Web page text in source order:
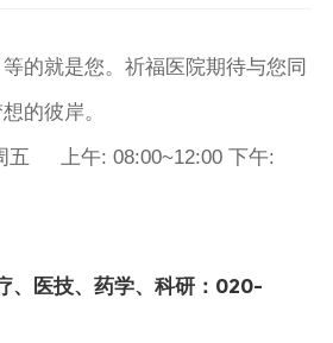
的就是您。祈福医院期待与您同
的彼岸。
五
上午: 08:00~12:00 下午:
、医技、药学、科研：020-